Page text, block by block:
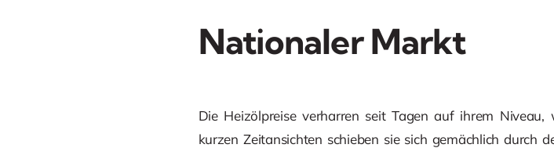
Nationaler Markt
Die Heizölpreise verharren seit Tagen auf ihrem
kurzen Zeitansichten schieben sie sich gemächlich durch